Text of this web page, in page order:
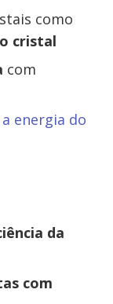
como
cristal
com
energia do
da
com